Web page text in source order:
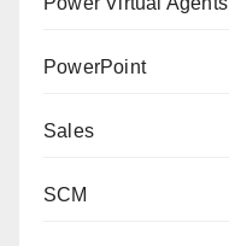
PowerPoint
Sales
SCM